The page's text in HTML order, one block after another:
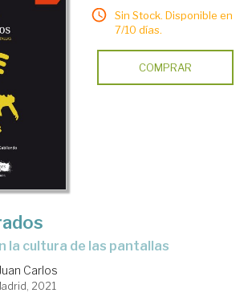
Sin Stock. Disponible en
7/10 días.
COMPRAR
la cultura de las pantallas
Carlos
2021